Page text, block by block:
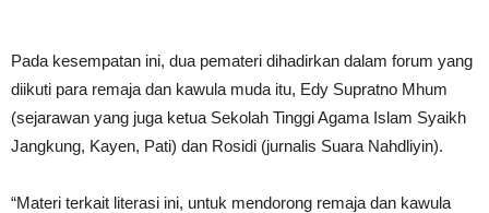
Pada kesempatan ini, dua pemateri dihadirkan dalam forum yang
diikuti para remaja dan kawula muda itu, Edy Supratno Mhum
(sejarawan yang juga ketua Sekolah Tinggi Agama Islam Syaikh
Jangkung, Kayen, Pati) dan Rosidi (jurnalis Suara Nahdliyin).
“Materi terkait literasi ini, untuk mendorong remaja dan kawula